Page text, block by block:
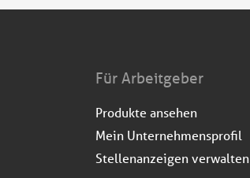
Für Arbeitgeber
Produkte ansehen
Mein Unternehmensprofil
Stellenanzeigen verwalten